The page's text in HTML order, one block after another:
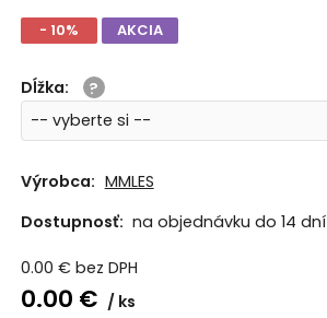
- 10% AKCIA
Dĺžka:
Výrobca: MMLES
Dostupnosť: na objednávku do 14 dní
0.00 € bez DPH
0.00 €
ks